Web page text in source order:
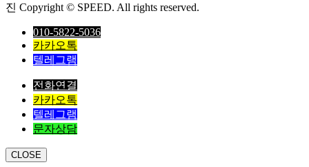
진 Copyright © SPEED. All rights reserved.
010-5822-5036
카카오톡
텔레그램
전화연결
카카오톡
텔레그램
문자상담
CLOSE